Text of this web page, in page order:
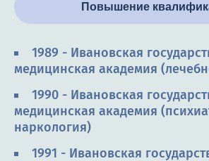
Повышение
1989 - Ивановская
медицинская академия
1990 - Ивановская
медицинская академия
наркология)
1991 - Ивановская